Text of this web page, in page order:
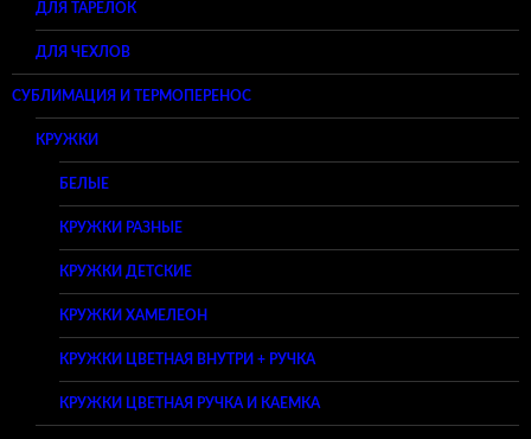
ДЛЯ ТАРЕЛОК
ДЛЯ ЧЕХЛОВ
СУБЛИМАЦИЯ И ТЕРМОПЕРЕНОС
КРУЖКИ
БЕЛЫЕ
КРУЖКИ РАЗНЫЕ
КРУЖКИ ДЕТСКИЕ
КРУЖКИ ХАМЕЛЕОН
КРУЖКИ ЦВЕТНАЯ ВНУТРИ + РУЧКА
КРУЖКИ ЦВЕТНАЯ РУЧКА И КАЕМКА